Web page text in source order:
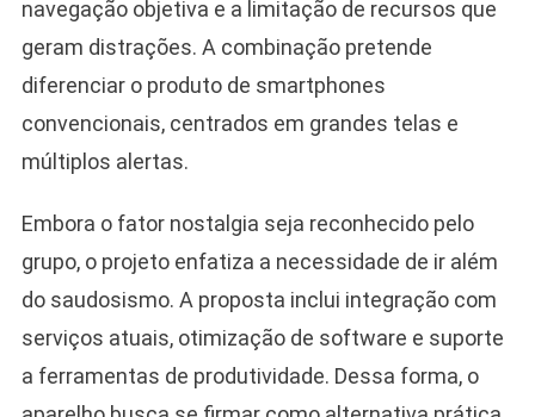
navegação objetiva e a limitação de recursos que
geram distrações. A combinação pretende
diferenciar o produto de smartphones
convencionais, centrados em grandes telas e
múltiplos alertas.
Embora o fator nostalgia seja reconhecido pelo
grupo, o projeto enfatiza a necessidade de ir além
do saudosismo. A proposta inclui integração com
serviços atuais, otimização de software e suporte
a ferramentas de produtividade. Dessa forma, o